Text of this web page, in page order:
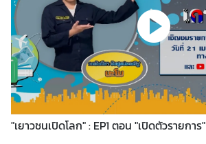
v
i
c
e
(
M
M
"เยาวชนเปิดโลก" : EP1 ตอน "เปิดตัวรายการ"